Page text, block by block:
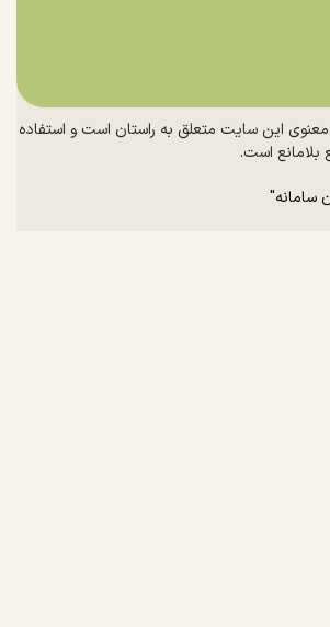
این سایت متعلق به راستان است و استفاده
بلامانع است.
سامانه"